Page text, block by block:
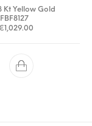
Kt Yellow Gold
prijs was:
1,029.00